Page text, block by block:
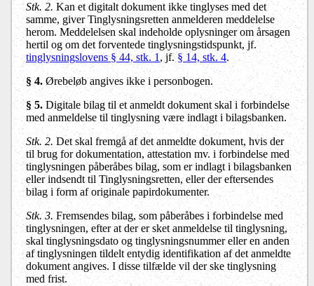
Stk. 2. Kan et digitalt dokument ikke tinglyses med det
samme, giver Tinglysningsretten anmelderen meddelelse
herom. Meddelelsen skal indeholde oplysninger om årsagen
hertil og om det forventede tinglysningstidspunkt, jf.
tinglysningslovens § 44, stk. 1, jf. § 14, stk. 4.
§ 4. Ørebeløb angives ikke i personbogen.
§ 5.Digitale bilag til et anmeldt dokument skal i forbindelse
med anmeldelse til tinglysning være indlagt i bilagsbanken.
Stk. 2. Det skal fremgå af det anmeldte dokument, hvis der
til brug for dokumentation, attestation mv. i forbindelse med
tinglysningen påberåbes bilag, som er indlagt i bilagsbanken
eller indsendt til Tinglysningsretten, eller der eftersendes
bilag i form af originale papirdokumenter.
Stk. 3.Fremsendes bilag, som påberåbes i forbindelse med
tinglysningen, efter at der er sket anmeldelse til tinglysning,
skal tinglysningsdato og tinglysningsnummer eller en anden
af tinglysningen tildelt entydig identifikation af det anmeldte
dokument angives. I disse tilfælde vil der ske tinglysning
med frist.